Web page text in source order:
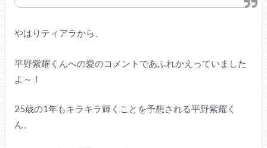
やはりティアラから、
平野紫耀くんへの愛のコメントであふれかえっていました
よ～！
25歳の1年もキラキラ輝くことを予想される平野紫耀く
ん。